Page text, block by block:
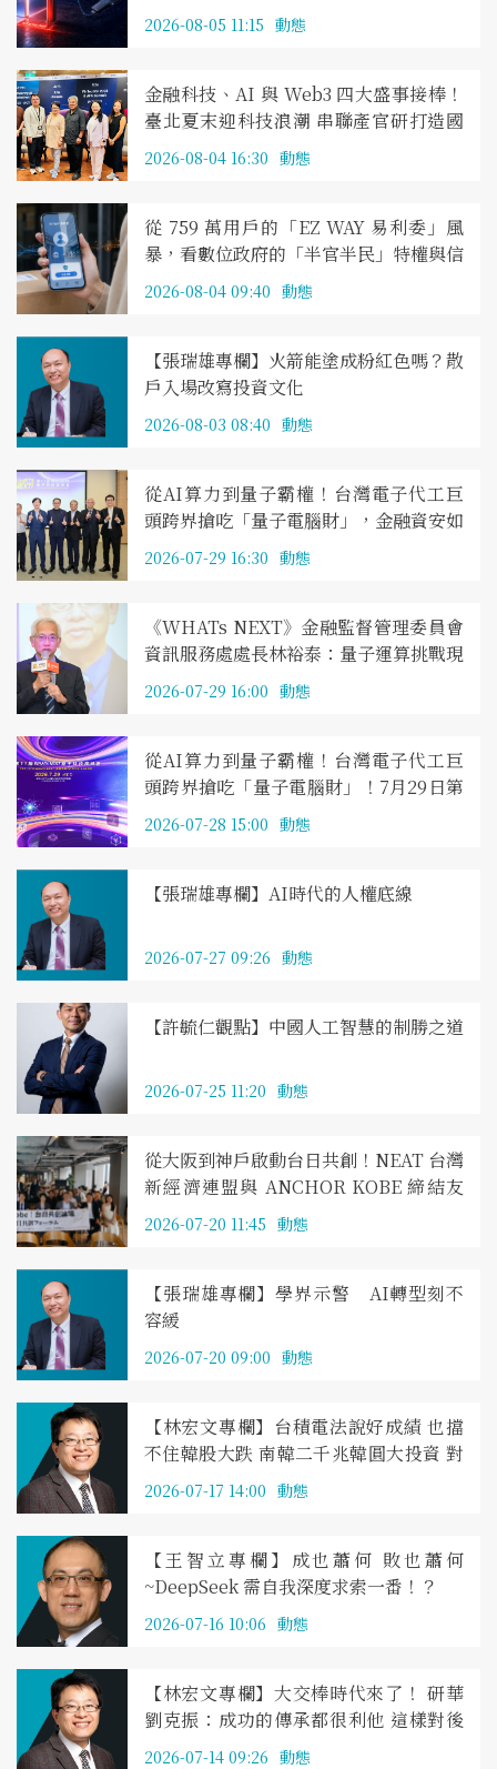
照見、誰仍留在暗處？
2026-08-05 11:15 動態
金融科技、AI 與 Web3 四大盛事接棒！
臺北夏末迎科技浪潮 串聯產官研打造國
際新地標
2026-08-04 16:30 動態
從 759 萬用戶的「EZ WAY 易利委」風
暴，看數位政府的「半官半民」特權與信
任危機
2026-08-04 09:40 動態
【張瑞雄專欄】火箭能塗成粉紅色嗎？散
戶入場改寫投資文化
2026-08-03 08:40 動態
從AI算力到量子霸權！台灣電子代工巨
頭跨界搶吃「量子電腦財」，金融資安如
何升級？ 第11屆《WHATs NEXT》量子
科技高峰會今盛大登場 聚焦量子科技商
2026-07-29 16:30 動態
《WHATs NEXT》金融監督管理委員會
資訊服務處處長林裕泰：量子運算挑戰現
行加密體系，金融業推動後量子密碼遷移
守護數位信任
2026-07-29 16:00 動態
從AI算力到量子霸權！台灣電子代工巨
頭跨界搶吃「量子電腦財」！7月29日第
11屆《WHATs NEXT》量子科技高峰會
聚焦量子科技商轉與PQC後量子防禦
2026-07-28 15:00 動態
【張瑞雄專欄】AI時代的人權底線
2026-07-27 09:26 動態
【許毓仁觀點】中國人工智慧的制勝之道
2026-07-25 11:20 動態
從大阪到神戶啟動台日共創！NEAT 台灣
新經濟連盟與 ANCHOR KOBE 締結友
好合作
2026-07-20 11:45 動態
【張瑞雄專欄】學界示警 AI轉型刻不
容緩
2026-07-20 09:00 動態
【林宏文專欄】台積電法說好成績 也擋
不住韓股大跌 南韓二千兆韓圓大投資 對
台灣有什麼意義？
2026-07-17 14:00 動態
【王智立專欄】成也蕭何 敗也蕭何
~DeepSeek 需自我深度求索一番！？
2026-07-16 10:06 動態
【林宏文專欄】大交棒時代來了！ 研華
劉克振：成功的傳承都很利他 這樣對後
代福報最大
2026-07-14 09:26 動態